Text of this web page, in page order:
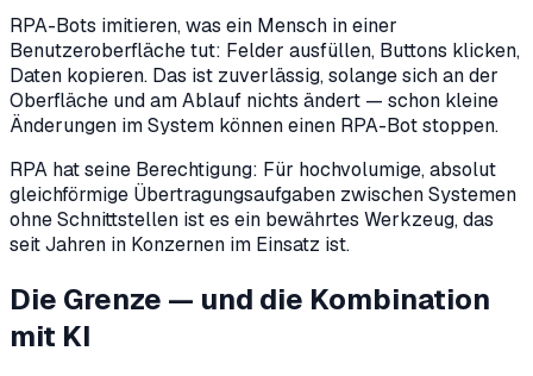
RPA-Bots imitieren, was ein Mensch in einer
Benutzeroberfläche tut: Felder ausfüllen, Buttons klicken,
Daten kopieren. Das ist zuverlässig, solange sich an der
Oberfläche und am Ablauf nichts ändert — schon kleine
Änderungen im System können einen RPA-Bot stoppen.
RPA hat seine Berechtigung: Für hochvolumige, absolut
gleichförmige Übertragungsaufgaben zwischen Systemen
ohne Schnittstellen ist es ein bewährtes Werkzeug, das
seit Jahren in Konzernen im Einsatz ist.
Die Grenze — und die Kombination
mit KI